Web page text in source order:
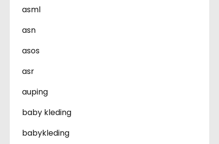
asml
asn
asos
asr
auping
baby kleding
babykleding